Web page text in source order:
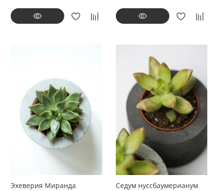
Эхеверия Миранда Седум нуссбаумерианум